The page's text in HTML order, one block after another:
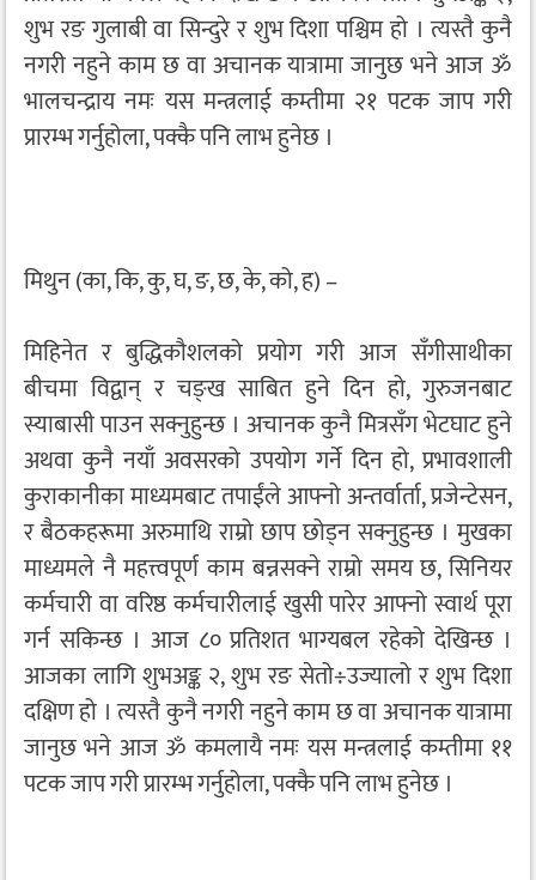
शुभ रङ गुलाबी वा सिन्दुरे र शुभ दिशा पश्चिम हो । त्यस्तै कुनै
नगरी नहुने काम छ वा अचानक यात्रामा जानुछ भने आज ॐ
भालचन्द्राय नमः यस मन्त्रलाई कम्तीमा २१ पटक जाप गरी
प्रारम्भ गर्नुहोला, पक्कै पनि लाभ हुनेछ ।
मिथुन (का, कि, कु, घ, ङ, छ, के, को, ह) –
मिहिनेत र बुद्धिकौशलको प्रयोग गरी आज सँगीसाथीका
बीचमा विद्वान् र चङ्ख साबित हुने दिन हो, गुरुजनबाट
स्याबासी पाउन सक्नुहुन्छ । अचानक कुनै मित्रसँग भेटघाट हुने
अथवा कुनै नयाँ अवसरको उपयोग गर्ने दिन हो, प्रभावशाली
कुराकानीका माध्यमबाट तपाईंले आफ्नो अन्तर्वार्ता, प्रजेन्टेसन,
र बैठकहरूमा अरुमाथि राम्रो छाप छोड्न सक्नुहुन्छ । मुखका
माध्यमले नै महत्त्वपूर्ण काम बन्नसक्ने राम्रो समय छ, सिनियर
कर्मचारी वा वरिष्ठ कर्मचारीलाई खुसी पारेर आफ्नो स्वार्थ पूरा
गर्न सकिन्छ । आज ८० प्रतिशत भाग्यबल रहेको देखिन्छ ।
आजका लागि शुभअङ्क २, शुभ रङ सेतो÷उज्यालो र शुभ दिशा
दक्षिण हो । त्यस्तै कुनै नगरी नहुने काम छ वा अचानक यात्रामा
जानुछ भने आज ॐ कमलायै नमः यस मन्त्रलाई कम्तीमा ११
पटक जाप गरी प्रारम्भ गर्नुहोला, पक्कै पनि लाभ हुनेछ ।